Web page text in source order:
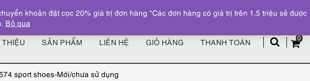
z
0
THIỆU SẢN PHẨM LIÊN HỆ GIỎ HÀNG THANH TOÁN
sport shoes-Mới/chưa sử dụng
khoản đặt cọc 20% giá trị đơn hàng *Các đơn hàng có giá trị trên 1.5 triệu sẽ được
Bỏ qua